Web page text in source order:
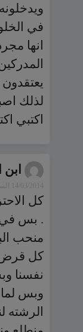
في
انها
لذلك
اكتبي
ابن
14/03/2014 الساعة 18:31
كل
. بس في
منحب
كل قرض
نفسنا
وبس